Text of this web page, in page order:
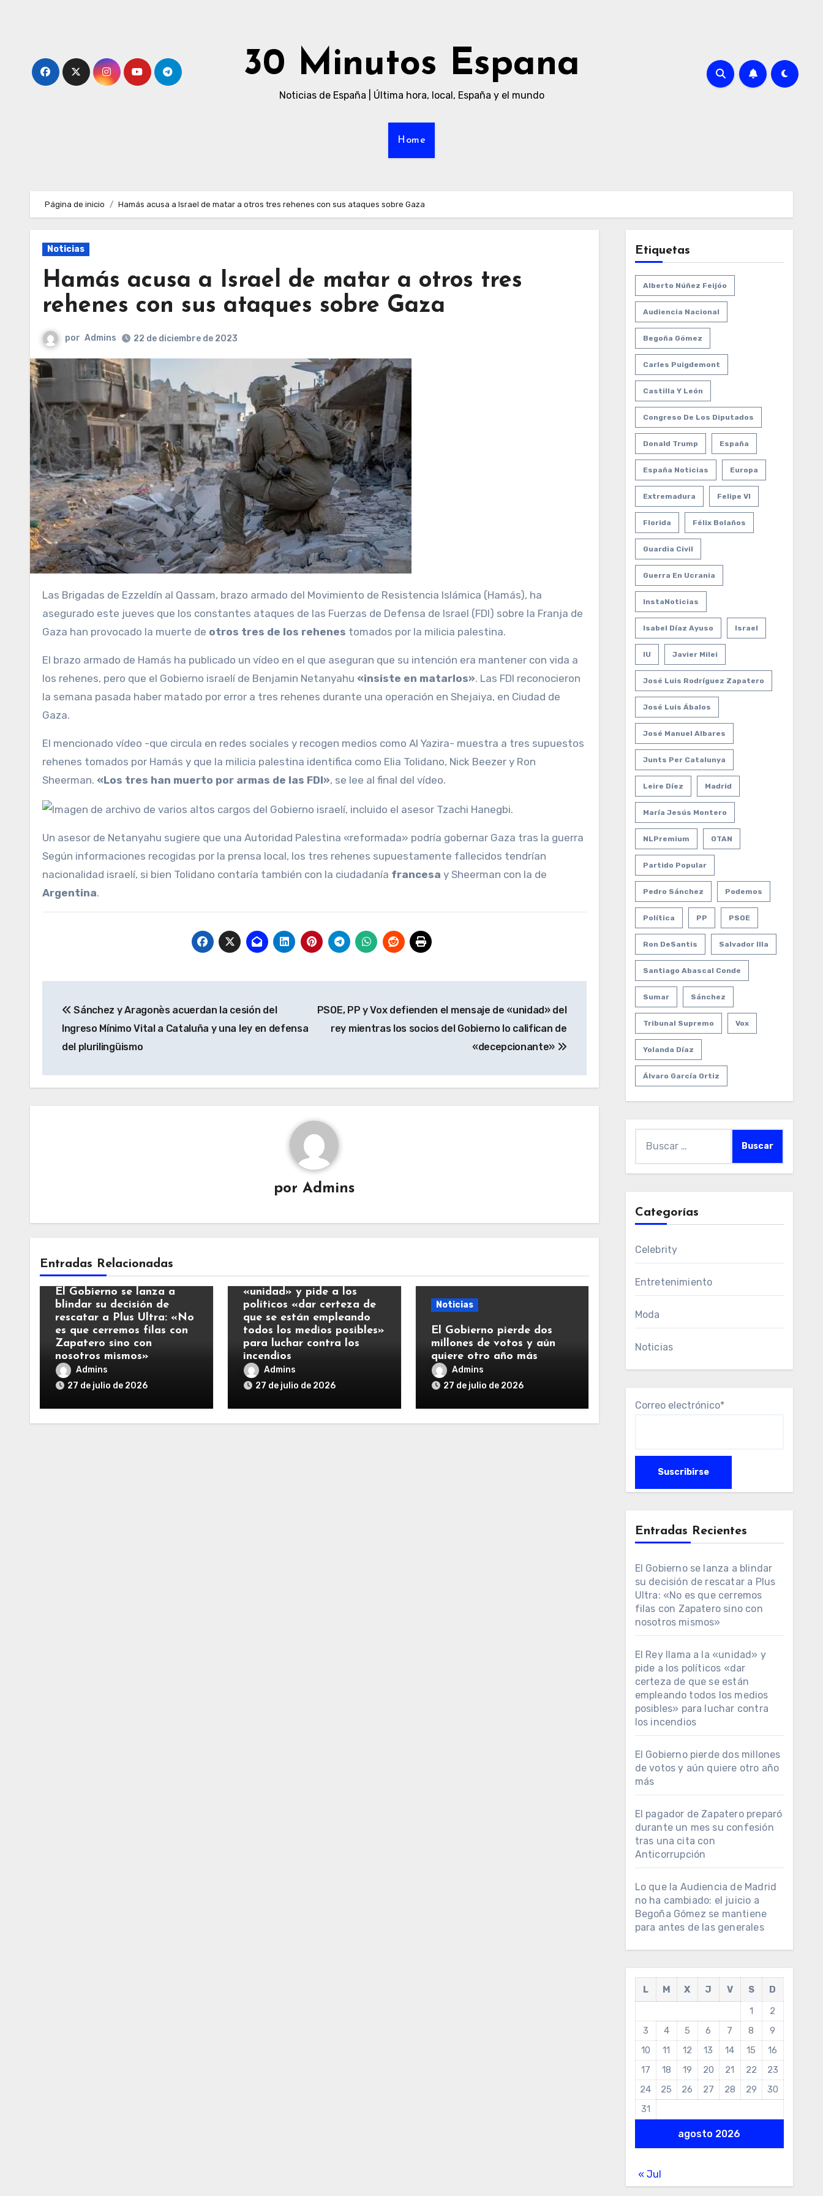
30 Minutos Espana
Noticias de España | Última hora, local, España y el mundo
Home
Página de inicio Hamás acusa a Israel de matar a otros tres rehenes con sus ataques sobre Gaza
Noticias
Hamás acusa a Israel de matar a otros tres
rehenes con sus ataques sobre Gaza
por Admins 22 de diciembre de 2023
Las Brigadas de Ezzeldín al Qassam, brazo armado del Movimiento de Resistencia Islámica (Hamás), ha
asegurado este jueves que los constantes ataques de las Fuerzas de Defensa de Israel (FDI) sobre la Franja de
Gaza han provocado la muerte de otros tres de los rehenes tomados por la milicia palestina.
El brazo armado de Hamás ha publicado un vídeo en el que aseguran que su intención era mantener con vida a
los rehenes, pero que el Gobierno israelí de Benjamin Netanyahu «insiste en matarlos». Las FDI reconocieron
la semana pasada haber matado por error a tres rehenes durante una operación en Shejaiya, en Ciudad de
Gaza.
El mencionado vídeo -que circula en redes sociales y recogen medios como Al Yazira- muestra a tres supuestos
rehenes tomados por Hamás y que la milicia palestina identifica como Elia Tolidano, Nick Beezer y Ron
Sheerman. «Los tres han muerto por armas de las FDI», se lee al final del vídeo.
Un asesor de Netanyahu sugiere que una Autoridad Palestina «reformada» podría gobernar Gaza tras la guerra
Según informaciones recogidas por la prensa local, los tres rehenes supuestamente fallecidos tendrían
nacionalidad israelí, si bien Tolidano contaría también con la ciudadanía francesa y Sheerman con la de
Argentina.
de
entradas
Sánchez y Aragonès acuerdan la cesión del
Ingreso Mínimo Vital a Cataluña y una ley en defensa
del plurilingüismo
PSOE, PP y Vox defienden el mensaje de «unidad» del
rey mientras los socios del Gobierno lo califican de
«decepcionante»
porAdmins
Entradas Relacionadas
Noticias
El Gobierno se lanza a
blindar su decisión de
rescatar a Plus Ultra: «No
es que cerremos filas con
Zapatero sino con
nosotros mismos»
Admins
27 de julio de 2026
El Rey llama a la
«unidad» y pide a los
políticos «dar certeza de
que se están empleando
todos los medios posibles»
para luchar contra los
incendios
Admins
27 de julio de 2026
Noticias
El Gobierno pierde dos
millones de votos y aún
quiere otro año más
Admins
27 de julio de 2026
Etiquetas
Alberto Núñez Feijóo
Audiencia Nacional
Begoña Gómez
Carles Puigdemont
Castilla Y León
Congreso De Los Diputados
Donald Trump España
España Noticias Europa
Extremadura Felipe VI
Florida Félix Bolaños
Guardia Civil
Guerra En Ucrania
InstaNoticias
Isabel Díaz Ayuso Israel
IU Javier Milei
José Luis Rodríguez Zapatero
José Luis Ábalos
José Manuel Albares
Junts Per Catalunya
Leire Díez Madrid
María Jesús Montero
NLPremium OTAN
Partido Popular
Pedro Sánchez Podemos
Política PP PSOE
Ron DeSantis Salvador Illa
Santiago Abascal Conde
Sumar Sánchez
Tribunal Supremo Vox
Yolanda Díaz
Álvaro García Ortiz
Categorías
Celebrity
Entretenimiento
Moda
Noticias
Correo electrónico*
Entradas Recientes
El Gobierno se lanza a blindar
su decisión de rescatar a Plus
Ultra: «No es que cerremos
filas con Zapatero sino con
nosotros mismos»
El Rey llama a la «unidad» y
pide a los políticos «dar
certeza de que se están
empleando todos los medios
posibles» para luchar contra
los incendios
El Gobierno pierde dos millones
de votos y aún quiere otro año
más
El pagador de Zapatero preparó
durante un mes su confesión
tras una cita con
Anticorrupción
Lo que la Audiencia de Madrid
no ha cambiado: el juicio a
Begoña Gómez se mantiene
para antes de las generales
agosto 2026
L M X J V S
D
1
2
3
4 5 6 7 8
9
10
11 12 13 14 15
16
17
18 19 20 21 22
23
24
25 26 27 28 29
30
31
« Jul